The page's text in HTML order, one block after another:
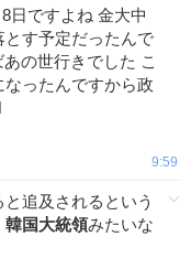
日ですよね 金大中
す予定だったんで
の世行きでした こ
なったんですから政
9:59
追及されるという
韓国大統領みたいな